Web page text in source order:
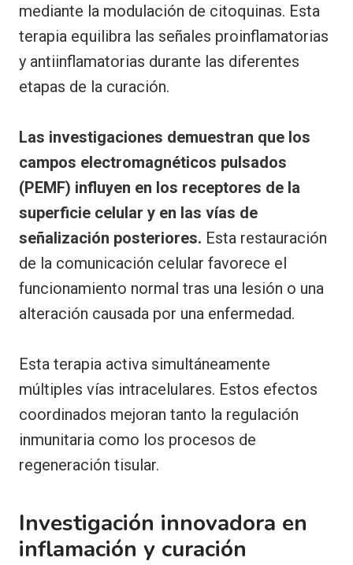
mediante la modulación de citoquinas. Esta
terapia equilibra las señales proinflamatorias
y antiinflamatorias durante las diferentes
etapas de la curación.
Las investigaciones demuestran que los
campos electromagnéticos pulsados
(PEMF) influyen en los receptores de la
superficie celular y en las vías de
señalización posteriores. Esta restauración
de la comunicación celular favorece el
funcionamiento normal tras una lesión o una
alteración causada por una enfermedad.
Esta terapia activa simultáneamente
múltiples vías intracelulares. Estos efectos
coordinados mejoran tanto la regulación
inmunitaria como los procesos de
regeneración tisular.
Investigación innovadora en
inflamación y curación